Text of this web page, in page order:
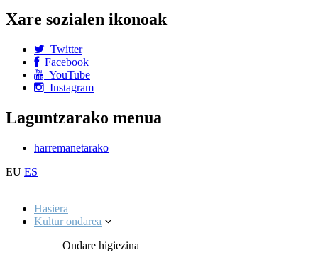
Xare sozialen ikonoak
Twitter
Facebook
YouTube
Instagram
Laguntzarako menua
harremanetarako
EU ES
Hasiera
Kultur ondarea
Ondare higiezina